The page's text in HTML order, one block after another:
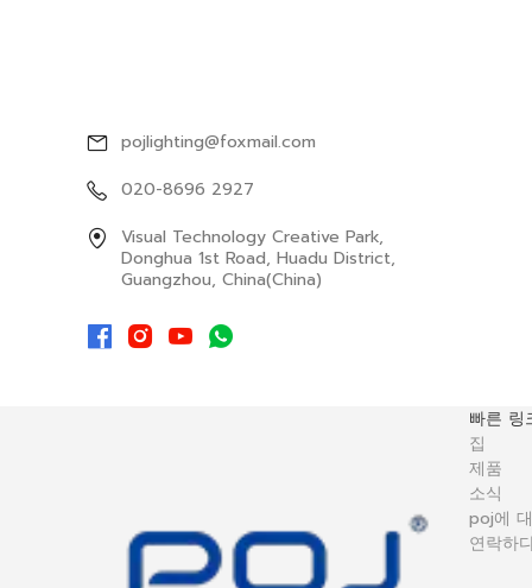
pojlighting@foxmail.com
020-8696 2927
Visual Technology Creative Park,
Donghua 1st Road, Huadu District,
Guangzhou, China(China)
빠른 링
집
제품
소식
poj에
연락하